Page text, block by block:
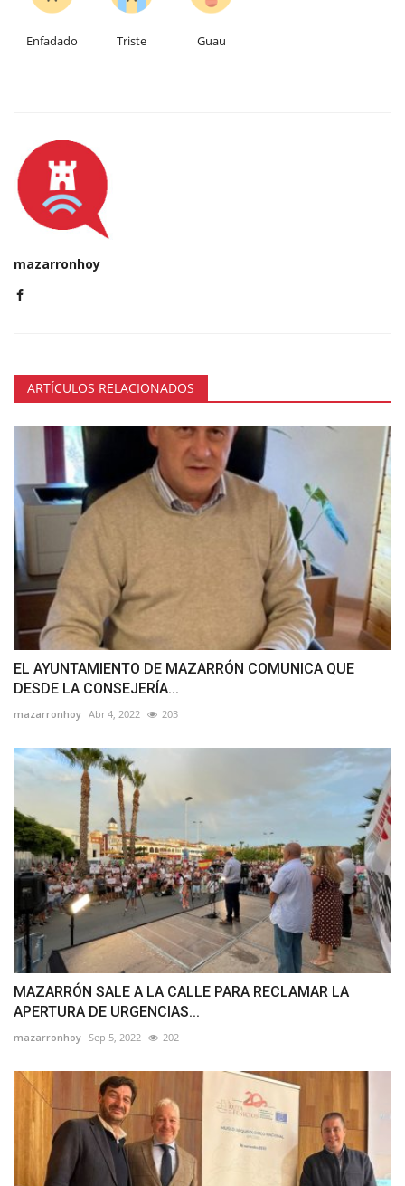
Enfadado Triste Guau
mazarronhoy
ARTÍCULOS RELACIONADOS
EL AYUNTAMIENTO DE MAZARRÓN COMUNICA QUE
DESDE LA CONSEJERÍA...
mazarronhoy Abr 4, 2022 203
MAZARRÓN SALE A LA CALLE PARA RECLAMAR LA
APERTURA DE URGENCIAS...
mazarronhoy Sep 5, 2022 202